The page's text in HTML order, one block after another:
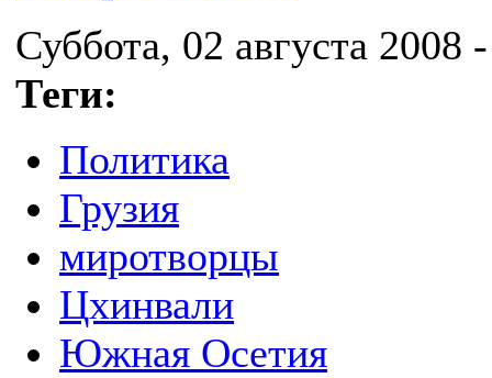
Суббота, 02 августа 2008
Теги:
Политика
Грузия
миротворцы
Цхинвали
Южная Осетия